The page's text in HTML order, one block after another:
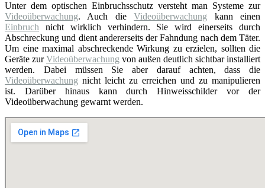
Unter dem optischen Einbruchsschutz versteht man Systeme zur
Videoüberwachung. Auch dieVideoüberwachung kann einen
Einbruch nicht wirklich verhindern. Sie wird einerseits durch
Abschreckung und dient andererseits der Fahndung nach dem Täter.
Um eine maximal abschreckende Wirkung zu erzielen, sollten die
Geräte zurVideoüberwachung von außen deutlich sichtbar installiert
werden. Dabei müssen Sie aber darauf achten, dass die
Videoüberwachung nicht leicht zu erreichen und zu manipulieren
ist. Darüber hinaus kann durch Hinweisschilder vor der
Videoüberwachung gewarnt werden.